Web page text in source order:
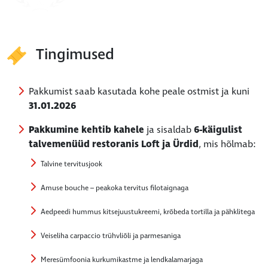
Tingimused
Pakkumist saab kasutada kohe peale ostmist ja kuni
31.01.2026
Pakkumine kehtib kahele ja sisaldab6-käigulist
talvemenüüd restoranis Loft ja Ürdid, mis hõlmab:
Talvine tervitusjook
Amuse bouche – peakoka tervitus filotaignaga
Aedpeedi hummus kitsejuustukreemi, krõbeda tortilla ja pähklitega
Veiseliha carpaccio trühvliõli ja parmesaniga
Meresümfoonia kurkumikastme ja lendkalamarjaga